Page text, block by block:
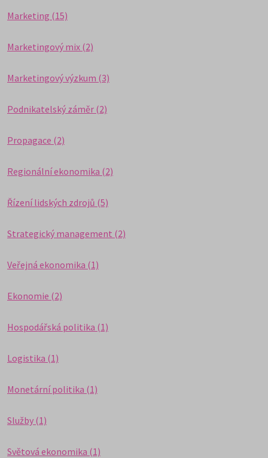
Marketing (15)
Marketingový mix (2)
Marketingový výzkum (3)
Podnikatelský záměr (2)
Propagace (2)
Regionální ekonomika (2)
Řízení lidských zdrojů (5)
Strategický management (2)
Veřejná ekonomika (1)
Ekonomie (2)
Hospodářská politika (1)
Logistika (1)
Monetární politika (1)
Služby (1)
Světová ekonomika (1)